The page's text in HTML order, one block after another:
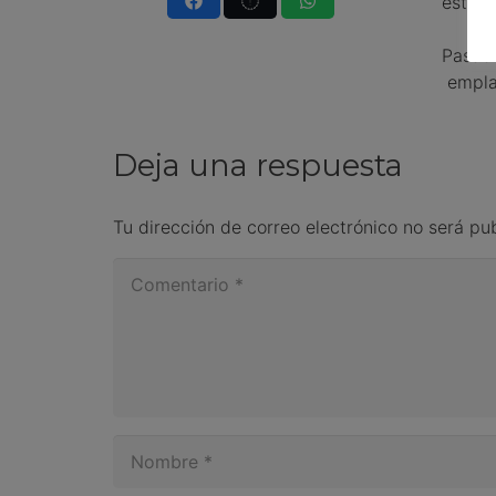
Deja una respuesta
Tu dirección de correo electrónico no será